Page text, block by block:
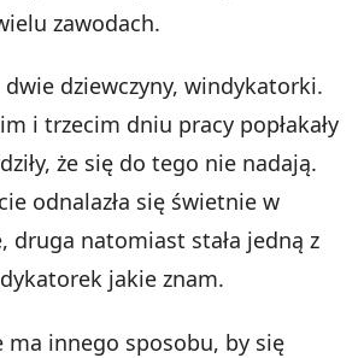
zawodach.
dziewczyny, windykatorki.
i trzecim dniu pracy popłakały
że się do tego nie nadają.
odnalazła się świetnie w
druga natomiast stała jedną z
jakie znam.
ma innego sposobu, by się